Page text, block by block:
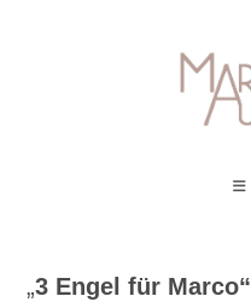
„3 Engel für Marco“